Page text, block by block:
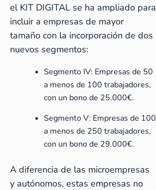
el KIT DIGITAL se ha ampliado para
incluir a empresas de mayor
tamaño con la incorporación de dos
nuevos segmentos:
Segmento IV: Empresas de 50
a menos de 100 trabajadores,
con un bono de 25.000€.
Segmento V: Empresas de 100
a menos de 250 trabajadores,
con un bono de 29.000€.
A diferencia de las microempresas
y autónomos, estas empresas no